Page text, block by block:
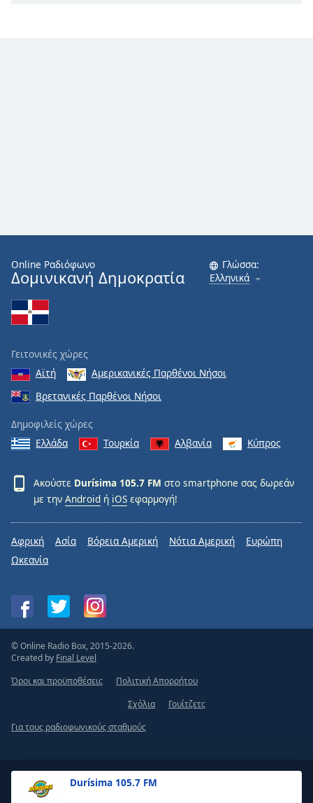
Durísima 105.7 FM
Online Ραδιόφωνο
Δομινικανή Δημοκρατία
Γλώσσα:
Ελληνικά
Γειτονικές χώρες
Αϊτή
Αμερικανικές Παρθένοι Νήσοι
Βρετανικές Παρθένοι Νήσοι
Δημοφιλείς χώρες
Ελλάδα
Τουρκία Αλβανία Κύπρος
Ακούστε Durísima 105.7 FM στο smartphone σας δωρεάν
με την Android ή iOS εφαρμογή!
Αφρική Ασία Βόρεια Αμερική Νότια Αμερική
Ευρώπη
Ωκεανία
© Online Radio Box, 2015-2026.
Created by Final Level
Όροι και προϋποθέσεις
Πολιτική Απορρήτου
Σχόλια
Γουίτζετς
Για τους ραδιοφωνικούς σταθμούς